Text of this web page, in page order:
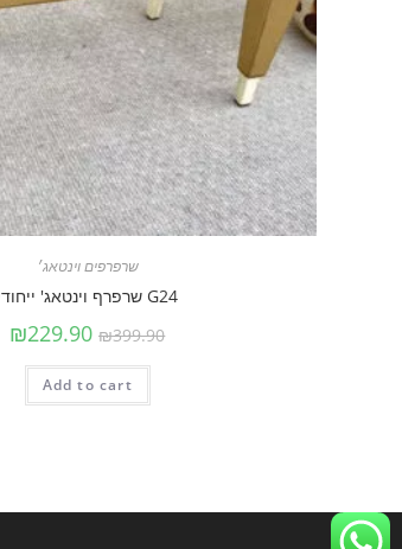
שרפרפים וינטאג׳
G24 שרפרף וינטאג' ייחודי
₪399.90
₪229.90
Add to cart